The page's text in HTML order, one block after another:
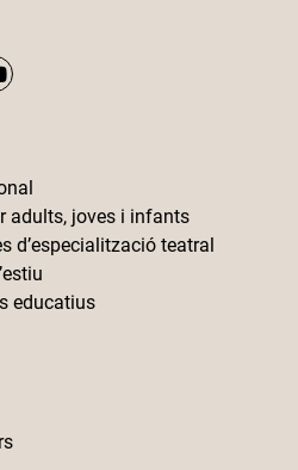
adults, joves i infants
d’especialització teatral
educatius